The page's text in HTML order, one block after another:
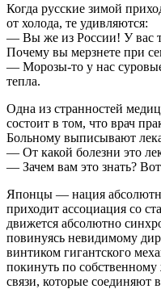
Когда русские зимой
от холода, те удивляются:
— Вы же из России! У вас
Почему вы мерзнете при
— Морозы-то у нас
тепла.
Одна из странностей
состоит в том, что врач
Больному выписывают
— От какой болезни это
— Зачем вам это знать?
Японцы — нация
приходит ассоциация со
движется абсолютно
повинуясь невидимому
винтиком гигантского
покинуть по
связи, которые соединяют